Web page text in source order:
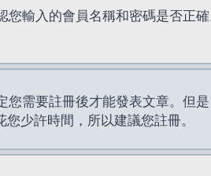
您輸入的會員名稱和密碼是否正
需要註冊後才能發表文章。但
少許時間，所以建議您註冊。